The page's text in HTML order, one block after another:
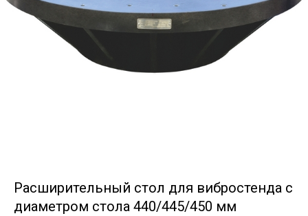
Расширительный стол для вибростенда с
диаметром стола 440/445/450 мм